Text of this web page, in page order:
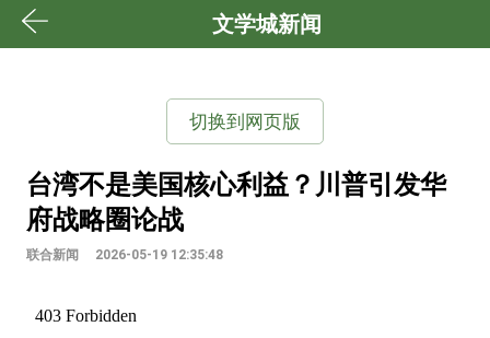
文学城新闻
切换到网页版
台湾不是美国核心利益？川普引发华
府战略圈论战
联合新闻 2026-05-19 12:35:48